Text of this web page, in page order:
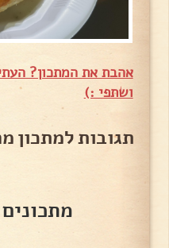
אהבת את המתכון?
ושתפי :)
תגובות למתכון